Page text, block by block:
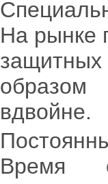
На рынке
вдвойне.
Время